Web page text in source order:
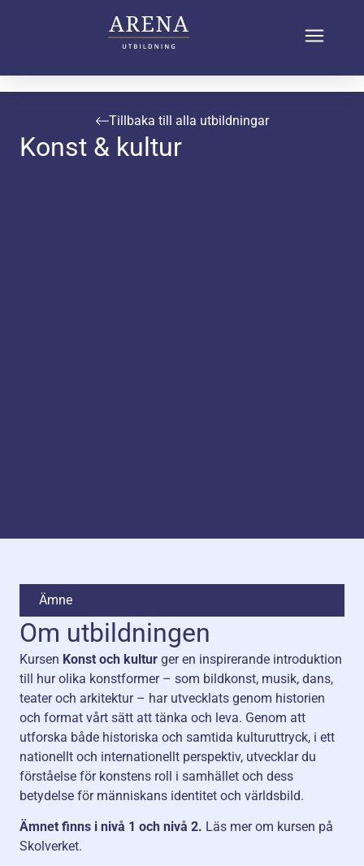
Tillbaka till alla utbildningar
Konst & kultur
Ämne
Om utbildningen
Kursen Konst och kultur ger en inspirerande introduktion
till hur olika konstformer – som bildkonst, musik, dans,
teater och arkitektur – har utvecklats genom historien
och format vårt sätt att tänka och leva. Genom att
utforska både historiska och samtida kulturuttryck, i ett
nationellt och internationellt perspektiv, utvecklar du
förståelse för konstens roll i samhället och dess
betydelse för människans identitet och världsbild.
Ämnet finns i nivå 1 och nivå 2. Läs mer om kursen på
Skolverket.